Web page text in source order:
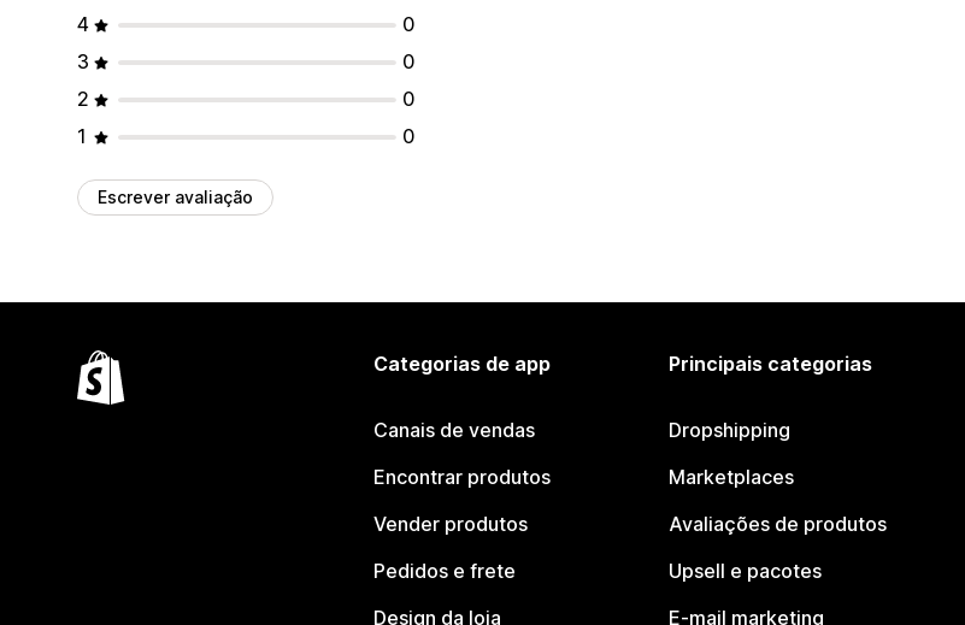
4
0
3
0
2
0
1
0
Escrever avaliação
Categorias de app
Canais de vendas
Encontrar produtos
Vender produtos
Pedidos e frete
Design da loja
Principais categorias
Dropshipping
Marketplaces
Avaliações de produtos
Upsell e pacotes
E-mail marketing